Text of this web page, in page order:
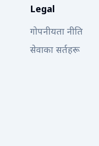
Legal
गोपनीयता नीति
सेवाका सर्तहरू